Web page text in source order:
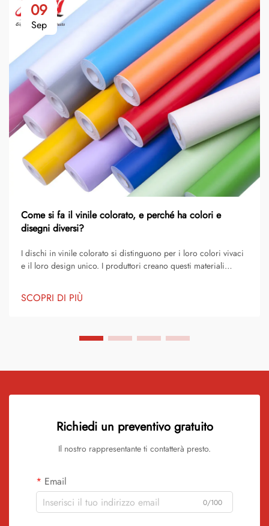
09
Sep
Come si fa il vinile colorato, e perché ha colori e
disegni diversi?
I dischi in vinile colorato si distinguono per i loro colori vivaci
e il loro design unico. I produttori creano questi materiali
Questo processo trasforma i normali dischi in meravigliose
opere d'arte. Ogni disco diventa...
SCOPRI DI PIÙ
Richiedi un preventivo gratuito
Il nostro rappresentante ti contatterà presto.
Email
0/100